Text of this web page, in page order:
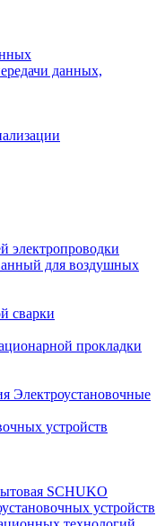
данных,
электропроводки
для воздушных
сварки
прокладки
Электроустановочные
устройств
SCHUKO
устройств